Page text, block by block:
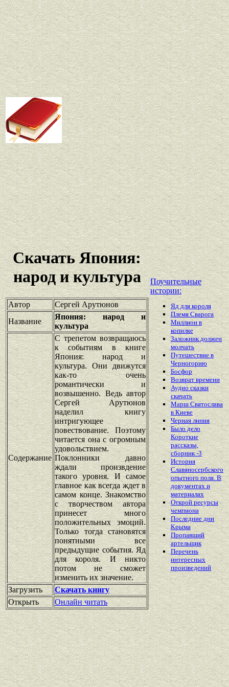
Скачать Япония:
народ и культура
Автор
Сергей Арутюнов
Название
Япония: народ и
культура
Содержание
С трепетом возвращаюсь
к событиям в книге
Япония: народ и
культура. Они движутся
как-то очень
романтически и
возвышенно. Ведь автор
Сергей Арутюнов
наделил книгу
интригующее
повествование. Поэтому
читается она с огромным
удовольствием.
Поклонники давно
ждали произвдение
такого уровня. И самое
главное как всегда ждет в
самом конце. Знакомство
с творчеством автора
принесет много
положительных эмоций.
Только тогда становятся
понятными все
предыдущие события. Яд
для короля. И никто
потом не сможет
изменить их значение.
Загрузить
Скачать книгу
Открыть
Онлайн читать
Поучительные
истории:
Яд для короля
Племя Сварога
Миллион в
копилке
Заложник должен
молчать
Путешествие в
Черногорию
Босфор
Возврат времени
Аудио сказки
скачать
Марш Святослава
в Киеве
Черная линия
Было дело
Короткие
рассказы,
сборник -3
История
Славяносербского
опытного поля. В
документах и
материалах
Открой ресурсы
чемпиона
Последние дни
Крыма
Пропавший
артельщик
Перечень
интересных
произведений